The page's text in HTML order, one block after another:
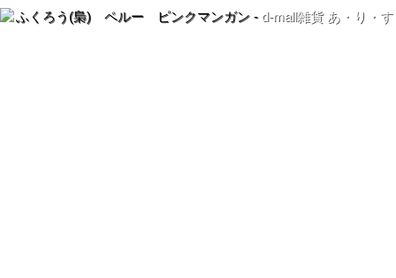
ふくろう(梟) ペルー ピンクマンガン - d-mall雑貨 あ・り・す